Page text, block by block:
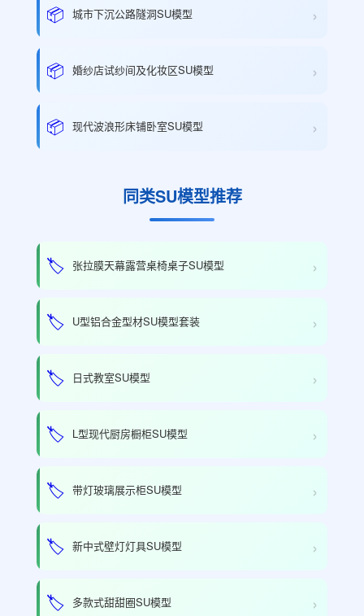
📦 城市下沉公路隧洞SU模型 ›
📦 婚纱店试纱间及化妆区SU模型 ›
📦 现代波浪形床铺卧室SU模型 ›
同类SU模型推荐
🏷️ 张拉膜天幕露营桌椅桌子SU模型 ›
🏷️ U型铝合金型材SU模型套装 ›
🏷️ 日式教室SU模型 ›
🏷️ L型现代厨房橱柜SU模型 ›
🏷️ 带灯玻璃展示柜SU模型 ›
🏷️ 新中式壁灯灯具SU模型 ›
🏷️ 多款式甜甜圈SU模型 ›